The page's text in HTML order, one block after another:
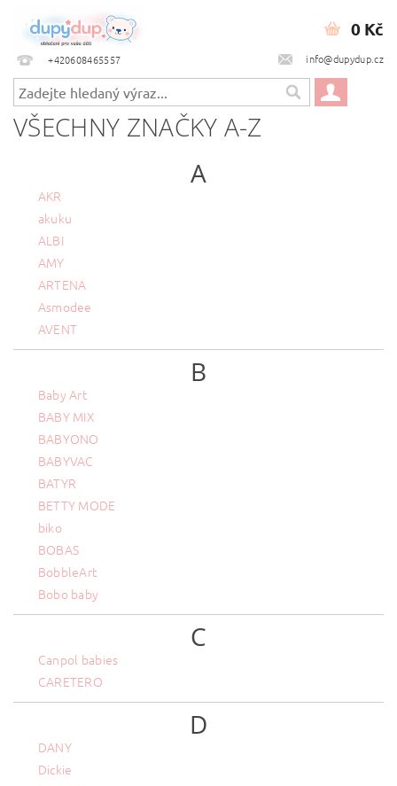
+420608465557 info@dupydup.cz
0 Kč
VŠECHNY ZNAČKY A-Z
A
AKR
akuku
ALBI
AMY
ARTENA
Asmodee
AVENT
B
Baby Art
BABY MIX
BABYONO
BABYVAC
BATYR
BETTY MODE
biko
BOBAS
BobbleArt
Bobo baby
C
Canpol babies
CARETERO
D
DANY
Dickie